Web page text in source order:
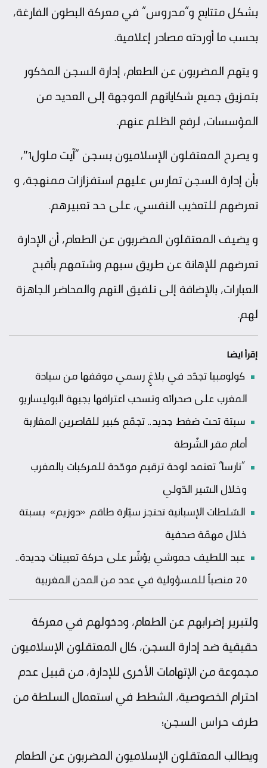
بشكل متتابع و”مدروس” في معركة البطون الفارغة،
بحسب ما أوردتهمصادر إعلامية.
و يتهم المضربون عن الطعام، إدارة السجن المذكور
بتمزيق جميع شكاياتهم الموجهة إلى العديد من
المؤسسات، لرفع الظلم عنهم.
و يصرح المعتقلون الإسلاميون بسجن “آيت ملول1″،
بأن إدارة السجن تمارس عليهم استفزازات ممنهجة، و
تعرضهم للتعذيب النفسي، على حد تعبيرهم.
و يضيف المعتقلون المضربون عن الطعام، أن الإدارة
تعرضهم للإهانة عن طريق سبهم وشتمهم بأقبح
العبارات، بالإضافة إلى تلفيق التهم والمحاضر الجاهزة
لهم.
إقرأ ايضا
كولومبيا تجدّد في بلاغٍ رسمي موقفها من سيادة
المغرب على صحرائه وتسحب اعترافها بجبهة البوليساريو
سبتة تحت ضغط جديد.. تجمّع كبير للقاصرين المغاربة
أمام مقر الشّرطة
“نارسا” تعتمد لوحة ترقيم موحّدة للمركبات بالمغرب
وخلال السّير الدّولي
السّلطات الإسبانية تحتجز سيّارة طاقم «دوزيم» بسبتة
خلال مهمّة صحفية
عبد اللطيف حموشي يؤشّر على حركة تعيينات جديدة..
20 منصباً للمسؤولية في عدد من المدن المغربية
ولتبرير إضرابهم عن الطعام، ودخولهم في معركة
حقيقية ضد إدارة السجن، كال المعتقلون الإسلاميون
مجموعة من الإتهامات الأخرى للإدارة، من قبيل عدم
احترام الخصوصية، الشطط في استعمال السلطة من
طرف حراس السجن…
ويطالب المعتقلون الإسلاميون المضربون عن الطعام